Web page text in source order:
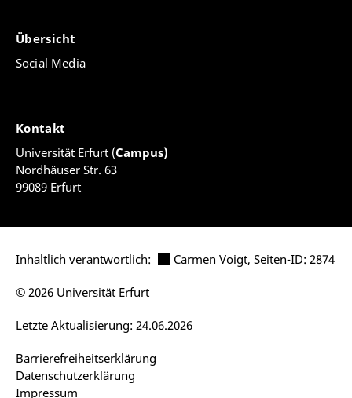
Übersicht
Social Media
Kontakt
Universität Erfurt (Campus)
Nordhäuser Str. 63
99089 Erfurt
Inhaltlich verantwortlich: Carmen Voigt, Seiten-ID: 2874
Barrierefreiheitserklärung
Datenschutzerklärung
Impressum
Letzte Aktualisierung: 24.06.2026
© 2026 Universität Erfurt